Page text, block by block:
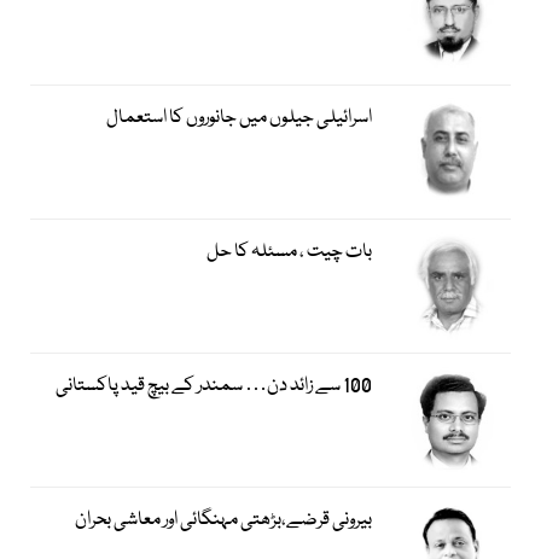
اسرائیلی جیلوں میں جانوروں کا استعمال
بات چیت ، مسئلہ کا حل
100 سے زائد دن… سمندر کے بیچ قید پاکستانی
بیرونی قرضے،بڑھتی مہنگائی اور معاشی بحران